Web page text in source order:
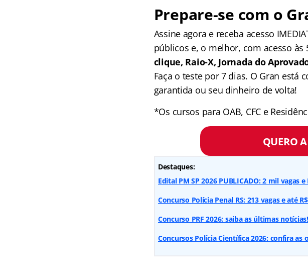
Prepare-se com o
Assine agora e receba acesso
públicos e, o melhor, com acesso
clique, Raio-X, Jornada do
Faça o teste por 7 dias. O Gran está
garantida ou seu dinheiro de volta!
*Os cursos para OAB, CFC e
QUERO
Destaques:
Edital PM SP 2026 PUBLICADO: 2 mil vagas
Concurso Polícia Penal RS: 213 vagas e até
Concurso PRF 2026: saiba as últimas notícias!
Concursos Polícia Científica 2026: confira as